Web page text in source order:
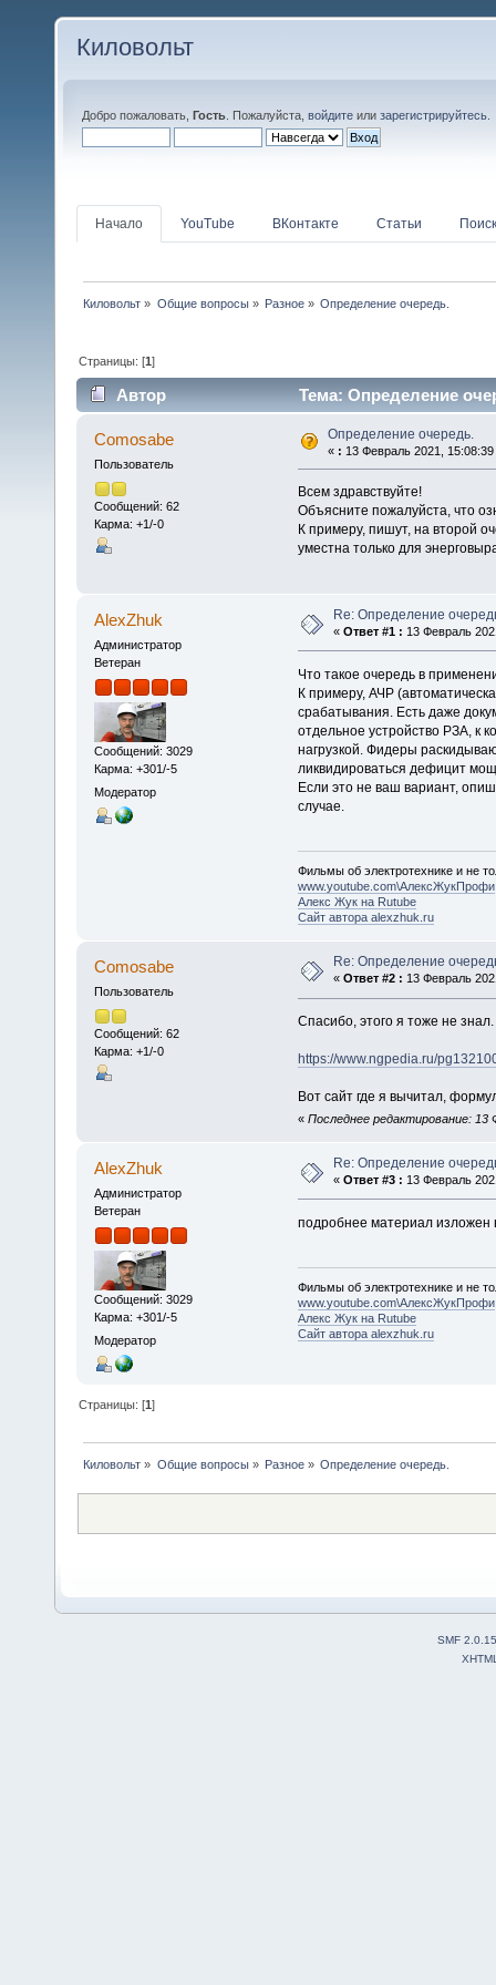
Киловольт
Добро пожаловать, Гость . Пожалуйста, войдите или зарегистрируйтесь
Начало YouTube ВКонтакте Статьи Поиск
Киловольт » Общие вопросы» Разное» Определение очередь.
Страницы: [1]
Автор Тема: Определение
Comosabe
Пользователь
Сообщений: 62
Карма: +1/-0
Определение очередь.
« : 13 Февраль 2021, 15:08:39
Всем здравствуйте!
Объясните пожалуйста, что
К примеру, пишут, на второй
уместна только для
AlexZhuk
Администратор
Ветеран
Сообщений: 3029
Карма: +301/-5
Модератор
Re: Определение
« Ответ #1 : 13 Февраль
Что такое очередь в
К примеру, АЧР
срабатывания. Есть даже
отдельное устройство РЗА, к
нагрузкой. Фидеры
ликвидироваться дефицит
Если это не ваш вариант,
случае.
Фильмы об электротехнике и не
www.youtube.com\АлексЖукПрофи
Алекс Жук на Rutube
Сайт автора alexzhuk.ru
Comosabe
Пользователь
Сообщений: 62
Карма: +1/-0
Re: Определение
« Ответ #2 : 13 Февраль
Спасибо, этого я тоже не знал.
https://www.ngpedia.ru/
Вот сайт где я вычитал,
« Последнее редактирование: 13
AlexZhuk
Администратор
Ветеран
Сообщений: 3029
Карма: +301/-5
Модератор
Re: Определение
« Ответ #3 : 13 Февраль
подробнее материал изложен
Фильмы об электротехнике и не
www.youtube.com\АлексЖукПрофи
Алекс Жук на Rutube
Сайт автора alexzhuk.ru
Страницы: [1]
Киловольт » Общие вопросы» Разное» Определение очередь.
SMF 2.0.15